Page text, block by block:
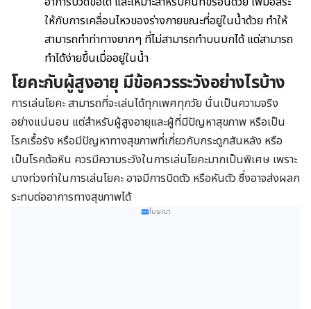
ให้กับการเคลื่อนไหวของร่างกายขณะที่อยู่ในน้ำด้วย ทำให้
สามารถทำท่าทางยากๆ ที่ไม่สามารถทำบนบกได้ แต่สามารถ
ทำได้ง่ายขึ้นเมื่ออยู่ในน้ำ
โยคะกับผู้สูงอายุ มีข้อควรระวังอย่างไรบ้าง
การเล่นโยคะ สามารถที่จะเล่นได้ทุกเพศทุกวัย นั่นเป็นความจริง
อย่างแน่นอน แต่สำหรับผู้สูงอายุและผู้ที่มีปัญหาสุขภาพ หรือเป็น
โรคเรื้อรัง หรือมีปัญหาทางสุขภาพที่เกี่ยวกับกระดูกสันหลัง หรือ
เป็นโรคต้อหิน ควรมีความระวังในการเล่นโยคะมากเป็นพิเศษ เพราะ
บางท่วงท่าในการเล่นโยคะ อาจมีการบิดตัว หรือหันตัว ซึ่งอาจส่งผลก
ระทบต่ออาการทางสุขภาพได้
โฆษณา